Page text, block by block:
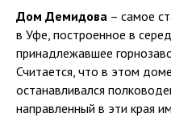
Дом Демидова – самое
в Уфе, построенное в
принадлежавшее
Считается, что в этом
останавливался
направленный в эти края